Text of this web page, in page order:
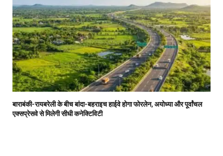
बाराबंकी-रायबरेली के बीच बांदा-बहराइच हाईवे होगा फोरलेन, अयोध्या और पूर्वांचल
एक्सप्रेसवे से मिलेगी सीधी कनेक्टिविटी